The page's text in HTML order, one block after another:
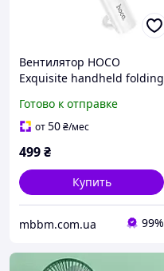
Вентилятор HOCO
Exquisite handheld folding
Готово к отправке
от50₴/мес
499₴
Купить
mbbm.com.ua 99%